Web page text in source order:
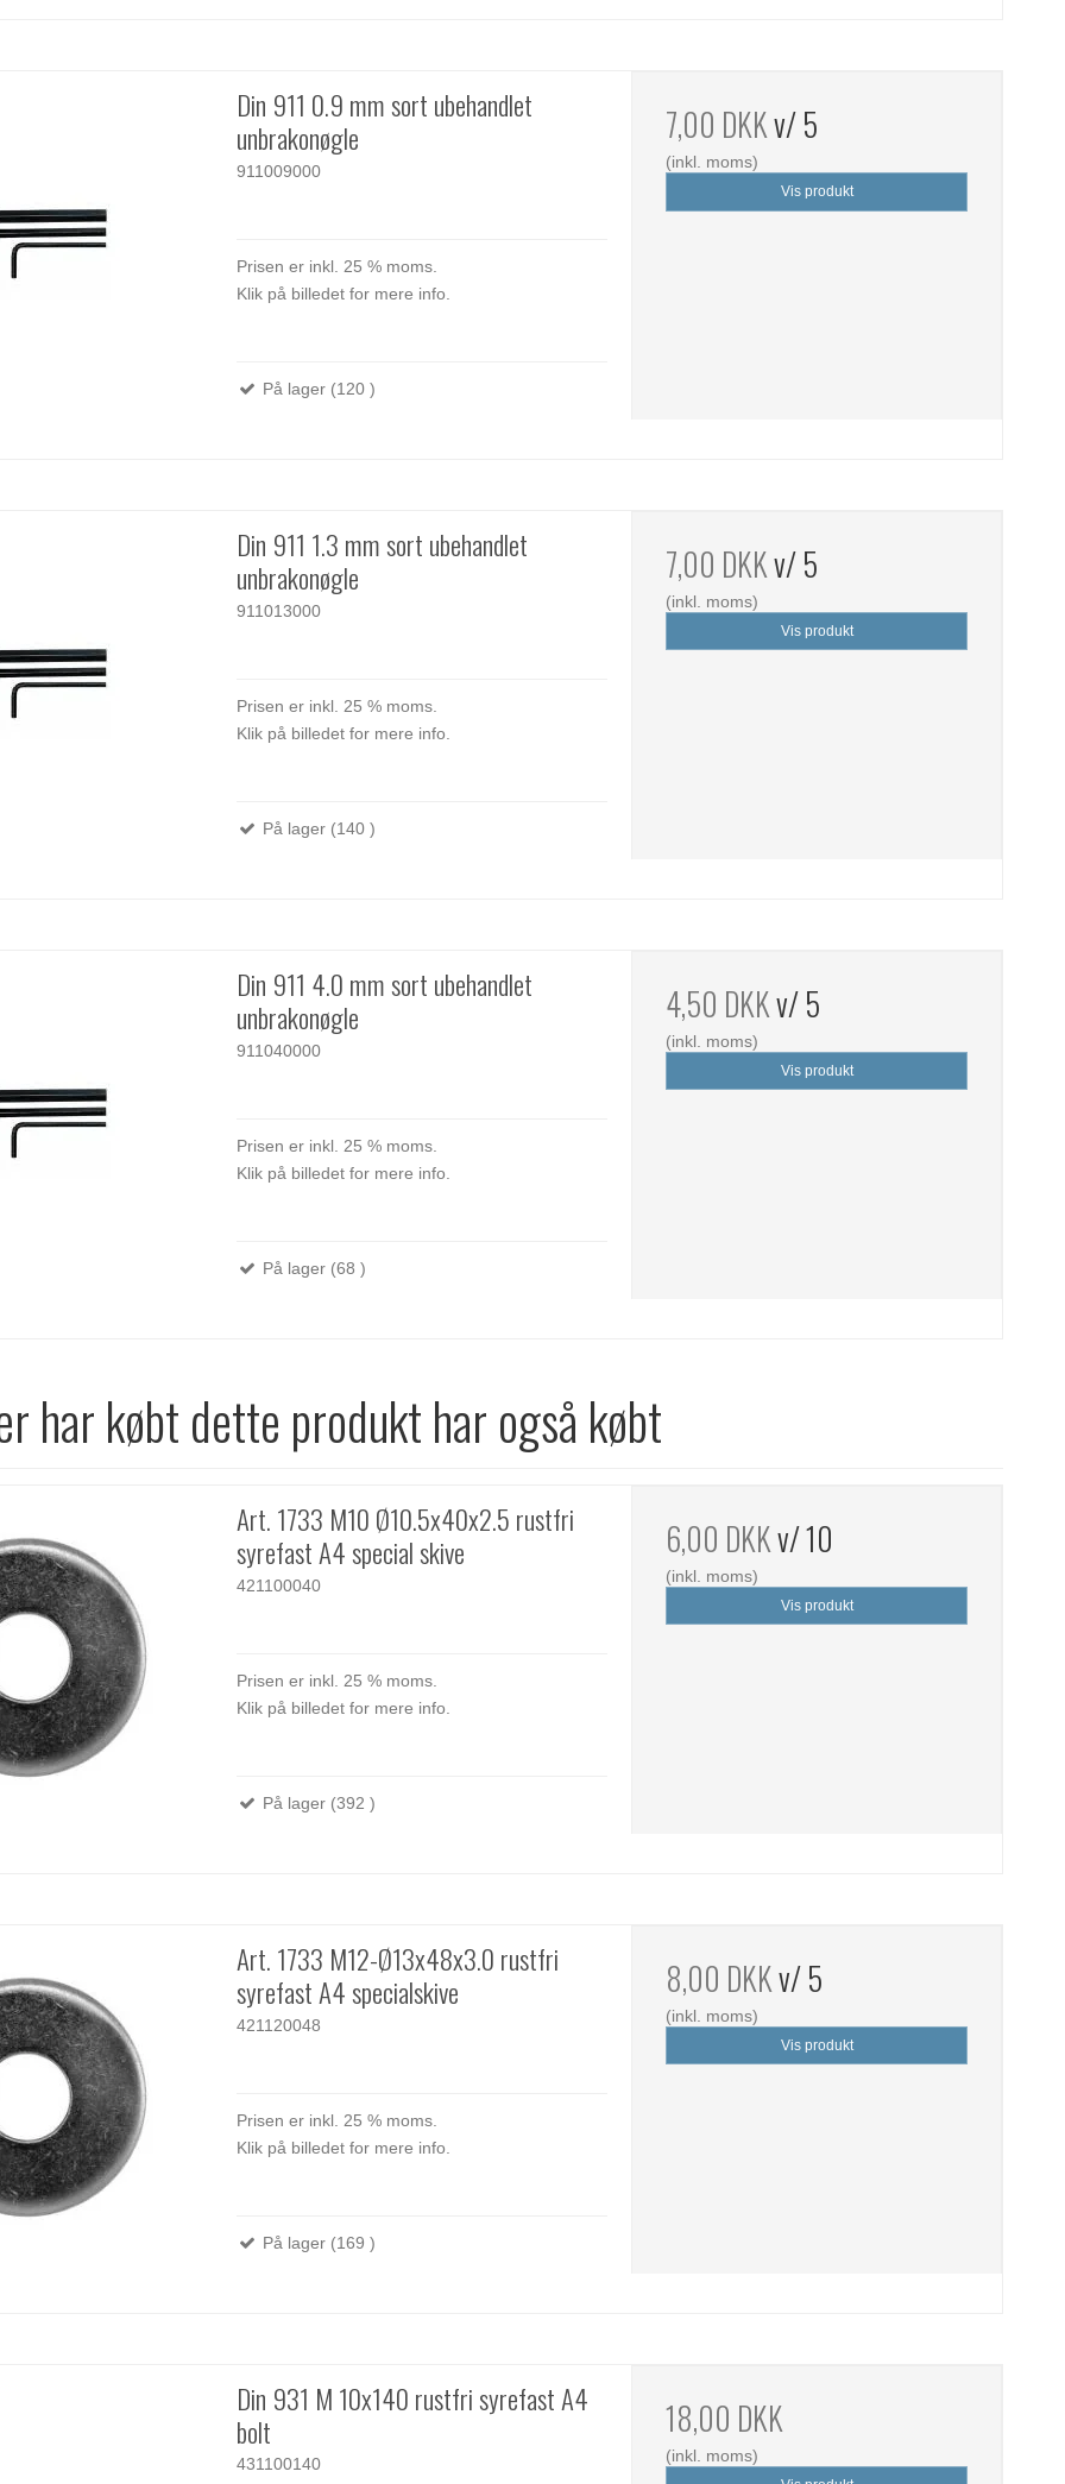
Din 911 0.9 mm sort ubehandlet
unbrakonøgle
911009000
Prisen er inkl. 25 % moms.
Klik på billedet for mere info.
På lager (120 )
7,00 DKKv/ 5
(inkl. moms)
Vis produkt
Din 911 1.3 mm sort ubehandlet
unbrakonøgle
911013000
Prisen er inkl. 25 % moms.
Klik på billedet for mere info.
På lager (140 )
7,00 DKKv/ 5
(inkl. moms)
Vis produkt
Din 911 4.0 mm sort ubehandlet
unbrakonøgle
911040000
Prisen er inkl. 25 % moms.
Klik på billedet for mere info.
På lager (68 )
4,50 DKKv/ 5
(inkl. moms)
Vis produkt
har købt dette produkt har også købt
Art. 1733 M10 Ø10.5x40x2.5 rustfri
syrefast A4 special skive
421100040
Prisen er inkl. 25 % moms.
Klik på billedet for mere info.
På lager (392 )
6,00 DKKv/ 10
(inkl. moms)
Vis produkt
Art. 1733 M12-Ø13x48x3.0 rustfri
syrefast A4 specialskive
421120048
Prisen er inkl. 25 % moms.
Klik på billedet for mere info.
På lager (169 )
8,00 DKKv/ 5
(inkl. moms)
Vis produkt
Din 931 M 10x140 rustfri syrefast A4
bolt
431100140
18,00 DKK
(inkl. moms)